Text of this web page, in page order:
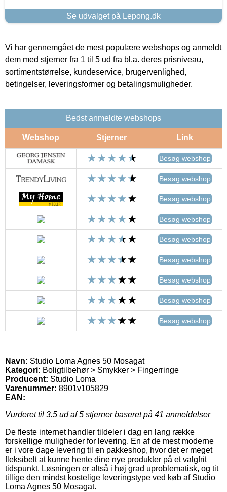
Se udvalget på Lepong.dk
Vi har gennemgået de mest populære webshops og anmeldt
dem med stjerner fra 1 til 5 ud fra bl.a. deres prisniveau,
sortimentstørrelse, kundeservice, brugervenlighed,
betingelser, leveringsformer og betalingsmuligheder.
Bedst anmeldte webshops
Webshop Stjerner Link
Besøg webshop
Besøg webshop
Besøg webshop
Besøg webshop
Besøg webshop
Besøg webshop
Besøg webshop
Besøg webshop
Besøg webshop
Navn: Studio Loma Agnes 50 Mosagat
Kategori: Boligtilbehør > Smykker > Fingerringe
Producent: Studio Loma
Varenummer: 8901v105829
EAN:
Vurderet til 3.5 ud af 5 stjerner baseret på 41 anmeldelser
De fleste internet handler tildeler i dag en lang række
forskellige muligheder for levering. En af de mest moderne
er i vore dage levering til en pakkeshop, hvor det er meget
fleksibelt at kunne hente dine nye produkter på et valgfrit
tidspunkt. Løsningen er altså i høj grad uproblematisk, og tit
tillige den mindst kostelige leveringstype ved køb af Studio
Loma Agnes 50 Mosagat.